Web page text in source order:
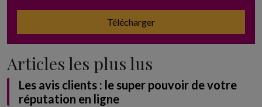
Télécharger
Articles les plus lus
Les avis clients : le super pouvoir de votre
réputation en ligne